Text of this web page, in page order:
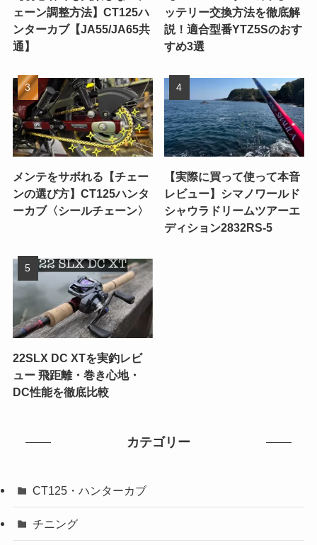
ェーン調整方法】CT125ハ
ンターカブ【JA55/JA65共
通】
ッテリー交換方法を徹底解
説！適合型番YTZ5Sのおす
すめ3選
メンテをサボれる【チェー
ンの選び方】CT125ハンタ
ーカブ〈シールチェーン〉
【実際に買って使って本音
レビュー】シマノワールド
シャウラドリームツアーエ
ディション2832RS-5
22SLX DC XTを実釣レビ
ュー 飛距離・巻き心地・
DC性能を徹底比較
カテゴリー
CT125・ハンターカブ
チニング